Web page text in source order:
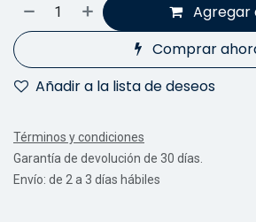
Agregar
Comprar
Añadir a la lista de deseos
Términos y condiciones
Garantía de devolución de 30 días.
Envío: de 2 a 3 días hábiles